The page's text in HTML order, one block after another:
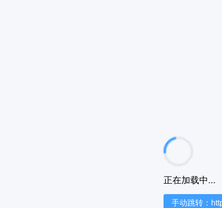
正在加载中...
手动跳转：